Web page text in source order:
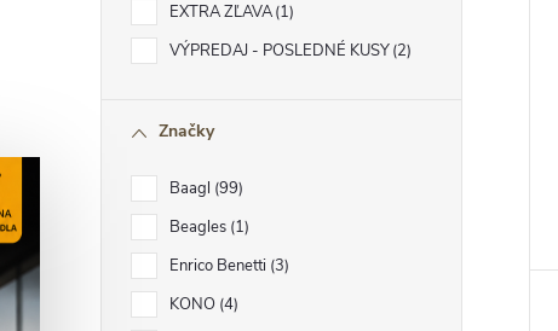
EXTRA ZĽAVA 1
VÝPREDAJ - POSLEDNÉ KUSY 2
Značky
Baagl 99
Beagles 1
Enrico Benetti 3
KONO 4